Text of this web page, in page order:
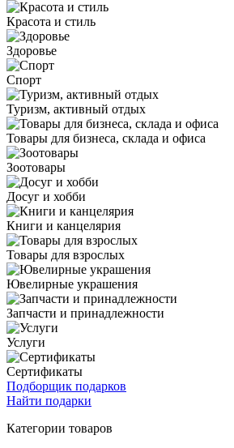
Красота и стиль
Здоровье
Спорт
Туризм, активный отдых
Товары для бизнеса, склада и офиса
Зоотовары
Досуг и хобби
Книги и канцелярия
Товары для взрослых
Ювелирные украшения
Запчасти и принадлежности
Услуги
Сертификаты
Подборщик подарков
Найти подарки
Категории товаров